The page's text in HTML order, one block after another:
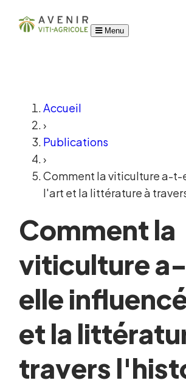
Menu
Accueil
›
Publications
›
Comment la viticulture a-t-
l'art et la littérature à
Comment la
viticulture
elle
et la
travers